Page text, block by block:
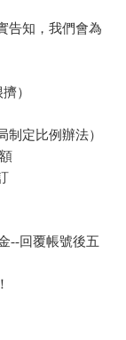
告知，我們會為
）
定比例辦法）
--回覆帳號後五